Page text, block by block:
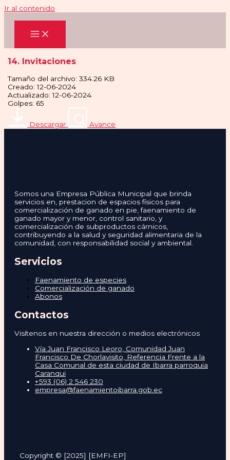
Ir al contenido
14. Invitaciones
Tamaño del archivo: 334.26 KB
Creado: 12-06-2024
Actualizado: 12-06-2024
Golpes: 65
Descargar Avance
Somos una Empresa Pública Municipal que brinda
servicios en, prestacion de espacios físicos para
comercialización de ganado en pie, faenamiento de
ganado mayor y menor, control sanitario, y
comercialización de subproductos cárnicos,
contribuyendo a la salud y seguridad alimentaria de la
comunidad, con responsabilidad social y ambiental.
Servicios
Faenamiento de especies
Comercialización de ganado
Abonos
Contactos
Visítenos en nuestra dirección o medios electrónicos
Vía Juan Francisco Leoro, Comunidad Juan
Francisco De Chorlavisito, Referencia Frente a la
Casa Comunal de esta ciudad de Ibarra parroquia
Caranqui
+593 (06) 2 546 230
empresa@faenamientoibarra.gob.ec
Copyright © [2025] [EMFI-EP]